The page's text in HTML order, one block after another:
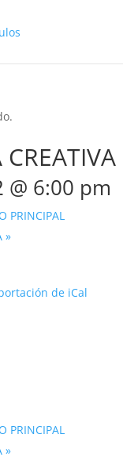
CREATIVA
6:00 pm
PRINCIPAL
»
de iCal
PRINCIPAL
»